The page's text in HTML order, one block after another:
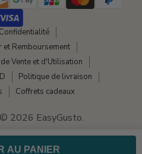
AU PANIER
et Remboursement
Vente et d'Utilisation
Politique de livraison
Coffrets cadeaux
2026 EasyGusto.